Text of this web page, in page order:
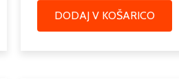
DODAJ V KOŠARICO